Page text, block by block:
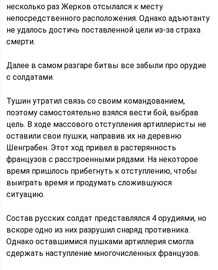
несколько раз Жерков отсылался к месту
непосредственного расположения. Однако адъютанту
не удалось достичь поставленной цели из-за страха
смерти.
Далее в самом разгаре битвы все забыли про орудие
с солдатами.
Тушин утратил связь со своим командованием,
поэтому самостоятельно взялся вести бой, выбрав
цель. В ходе массового отступления артиллеристы не
оставили свои пушки, направив их на деревню
Шенграбен. Этот ход привел в растерянность
французов с расстроенными рядами. На некоторое
время пришлось прибегнуть к отступлению, чтобы
выиграть время и продумать сложившуюся
ситуацию.
Состав русских солдат представлялся 4 орудиями, но
вскоре одно из них разрушил снаряд противника.
Однако оставшимися пушками артиллерия смогла
сдержать наступление многочисленных французов.